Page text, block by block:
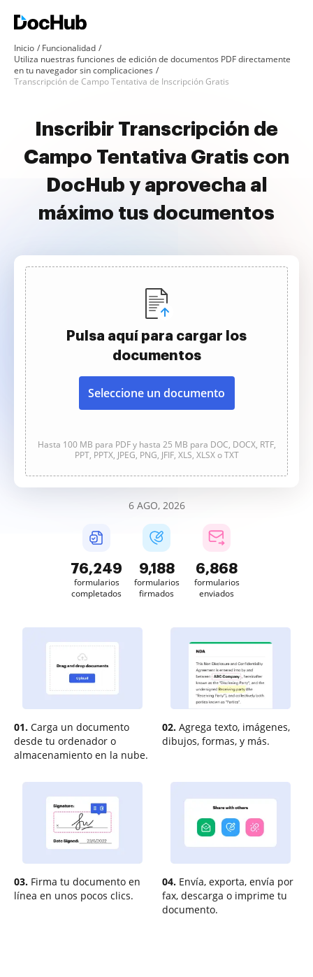
Inicio
Funcionalidad
Utiliza nuestras funciones de edición de documentos PDF directamente
en tu navegador sin complicaciones
Transcripción de Campo Tentativa de Inscripción Gratis
Inscribir Transcripción de
Campo Tentativa Gratis con
DocHub y aprovecha al
máximo tus documentos
Pulsa aquí para cargar los
documentos
Seleccione un documento
Hasta 100 MB para PDF y hasta 25 MB para DOC, DOCX, RTF,
PPT, PPTX, JPEG, PNG, JFIF, XLS, XLSX o TXT
6 AGO, 2026
76,249
formularios
completados
9,188
formularios
firmados
6,868
formularios
enviados
01. Carga un documento
desde tu ordenador o
almacenamiento en la nube.
02. Agrega texto, imágenes,
dibujos, formas, y más.
03. Firma tu documento en
línea en unos pocos clics.
04. Envía, exporta, envía por
fax, descarga o imprime tu
documento.